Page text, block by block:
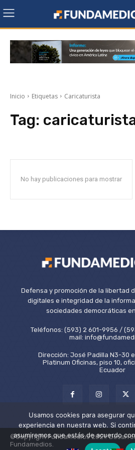
Inicio Etiquetas Caricaturista
Tag:
No hay publicaciones para mostrar
Defensa y promoción de la libertad
digitales e integridad de la
sociedades democráticas
Teléfonos: (593) 2 601-9956 /
mail:
Dirección: José Padilla N3-30
Platinum Oficinas, piso 10,
Ecuador
©Copyright Fundamedios 2021.
Fundamedios.
Usamos cookies para asegurar
experiencia en nuestra web. Si
asumiremos que estás de acuerdo